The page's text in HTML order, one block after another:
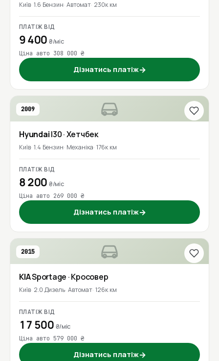
Київ 1.6 Бензин Автомат 230к км
ПЛАТІЖ ВІД
9 400₴/міс
Ціна авто 308 000 ₴
Дізнатись платіж→
2009
HyundaiI30· Хетчбек
Київ 1.4 Бензин Механіка 176к км
ПЛАТІЖ ВІД
8 200₴/міс
Ціна авто 269 000 ₴
Дізнатись платіж→
2015
KIASportage · Кросовер
Київ 2.0 Дизель Автомат 126к км
ПЛАТІЖ ВІД
17 500 ₴/міс
Ціна авто 579 000 ₴
Дізнатись платіж→